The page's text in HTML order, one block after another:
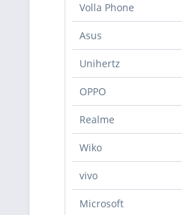
Volla Phone
Asus
Unihertz
OPPO
Realme
Wiko
vivo
Microsoft